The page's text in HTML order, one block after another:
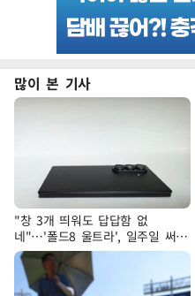
많이 본 기사
"창 3개 띄워도 답답함 없
네"…'폴드8 울트라', 일주일 써보
니